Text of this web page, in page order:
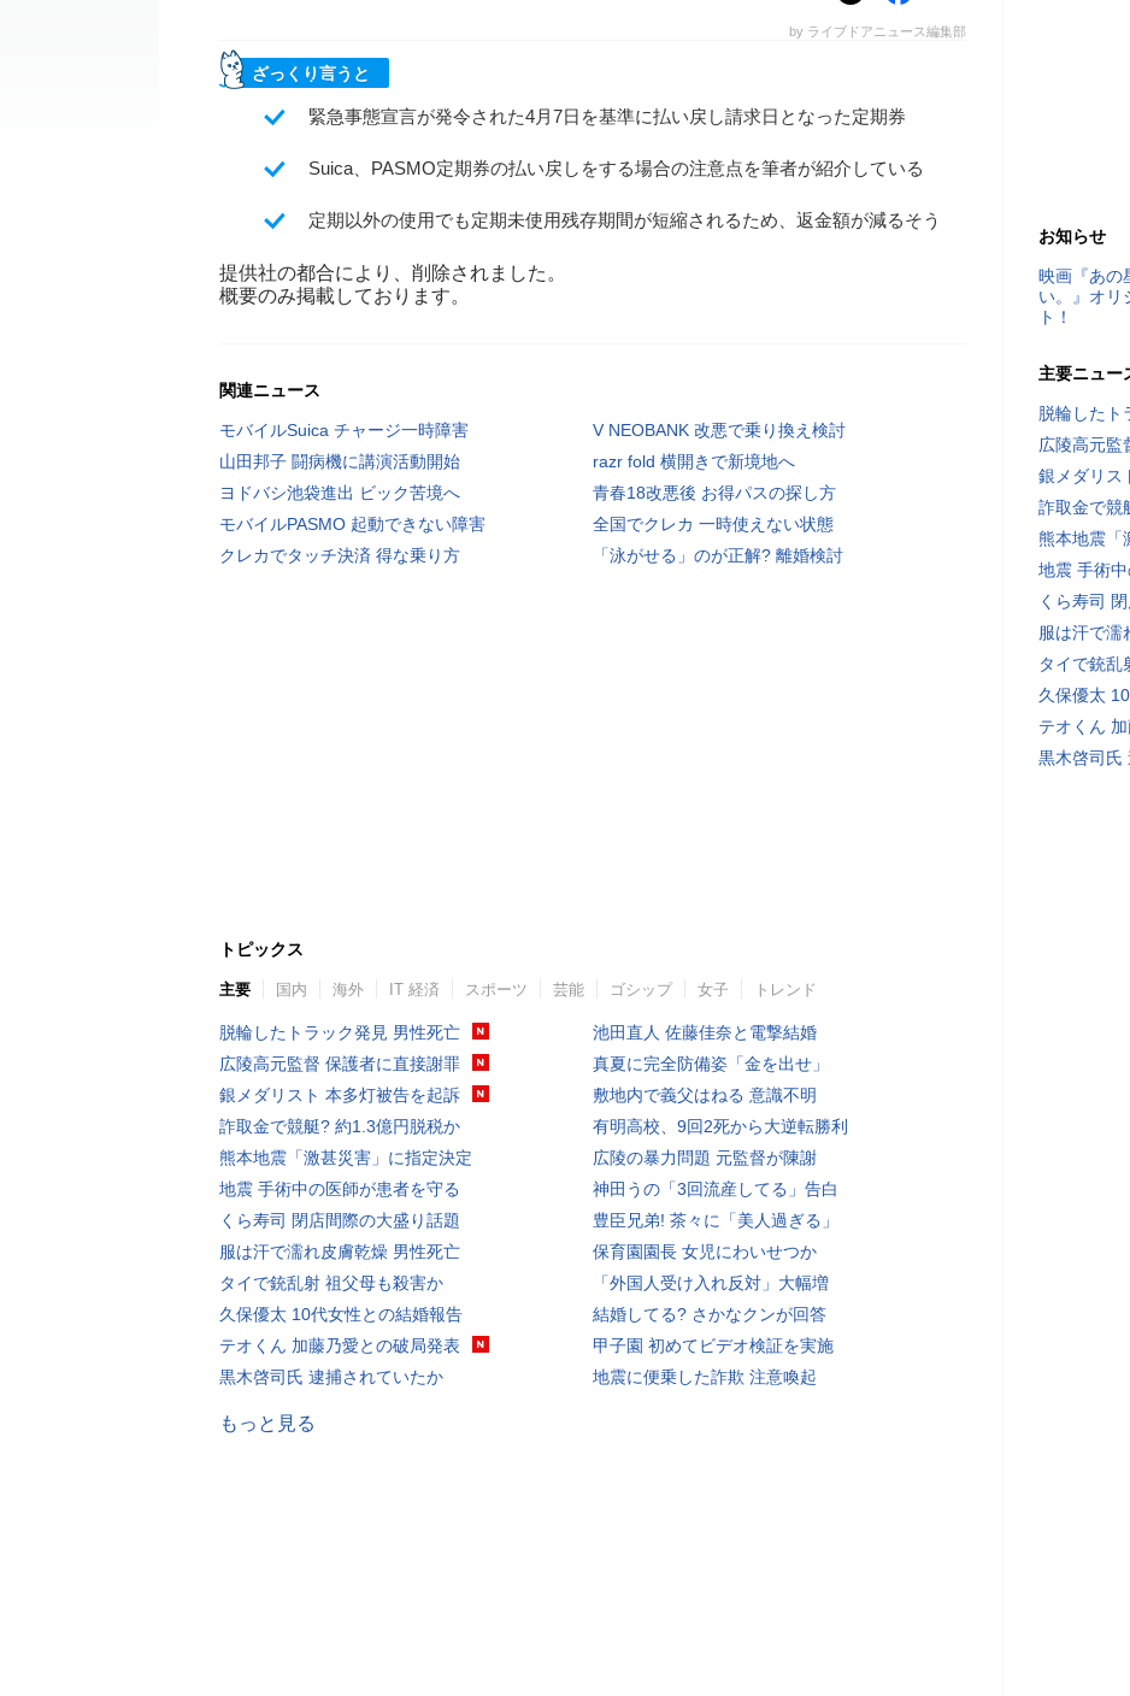
by ライブドアニュース編集部
ざっくり言うと
緊急事態宣言が発令された4月7日を基準に払い戻し請求日となった定期券
Suica、PASMO定期券の払い戻しをする場合の注意点を筆者が紹介している
定期以外の使用でも定期未使用残存期間が短縮されるため、返金額が減るそう
提供社の都合により、削除されました。
概要のみ掲載しております。
関連ニュース
モバイルSuica チャージ一時障害
V NEOBANK 改悪で乗り換え検討
山田邦子 闘病機に講演活動開始
razr fold 横開きで新境地へ
ヨドバシ池袋進出 ビック苦境へ
青春18改悪後 お得パスの探し方
モバイルPASMO 起動できない障害
全国でクレカ 一時使えない状態
クレカでタッチ決済 得な乗り方
「泳がせる」のが正解? 離婚検討
トピックス
主要 国内 海外 IT 経済 スポーツ 芸能 ゴシップ 女子 トレンド
脱輪したトラック発見 男性死亡
広陵高元監督 保護者に直接謝罪
銀メダリスト 本多灯被告を起訴
詐取金で競艇? 約1.3億円脱税か
熊本地震「激甚災害」に指定決定
地震 手術中の医師が患者を守る
くら寿司 閉店間際の大盛り話題
服は汗で濡れ皮膚乾燥 男性死亡
タイで銃乱射 祖父母も殺害か
久保優太 10代女性との結婚報告
テオくん 加藤乃愛との破局発表
黒木啓司氏 逮捕されていたか
池田直人 佐藤佳奈と電撃結婚
真夏に完全防備姿「金を出せ」
敷地内で義父はねる 意識不明
有明高校、9回2死から大逆転勝利
広陵の暴力問題 元監督が陳謝
神田うの「3回流産してる」告白
豊臣兄弟! 茶々に「美人過ぎる」
保育園園長 女児にわいせつか
「外国人受け入れ反対」大幅増
結婚してる? さかなクンが回答
甲子園 初めてビデオ検証を実施
地震に便乗した詐欺 注意喚起
もっと見る
お知らせ
映画『あの
い。』オリ
ト！
主要ニュー
脱輪したト
広陵高元監
銀メダリス
詐取金で競
熊本地震「
地震 手術
くら寿司
服は汗で濡
タイで銃乱
久保優太
テオくん
黒木啓司氏